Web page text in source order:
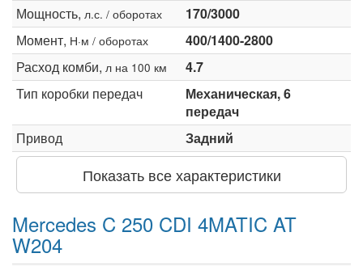
Мощность, л.с. / оборотах
170/3000
Момент, Н·м / оборотах
400/1400-2800
Расход комби, л на 100 км
4.7
Тип коробки передач
Механическая, 6
передач
Привод
Задний
Показать все характеристики
Mercedes C 250 CDI 4MATIC AT
W204